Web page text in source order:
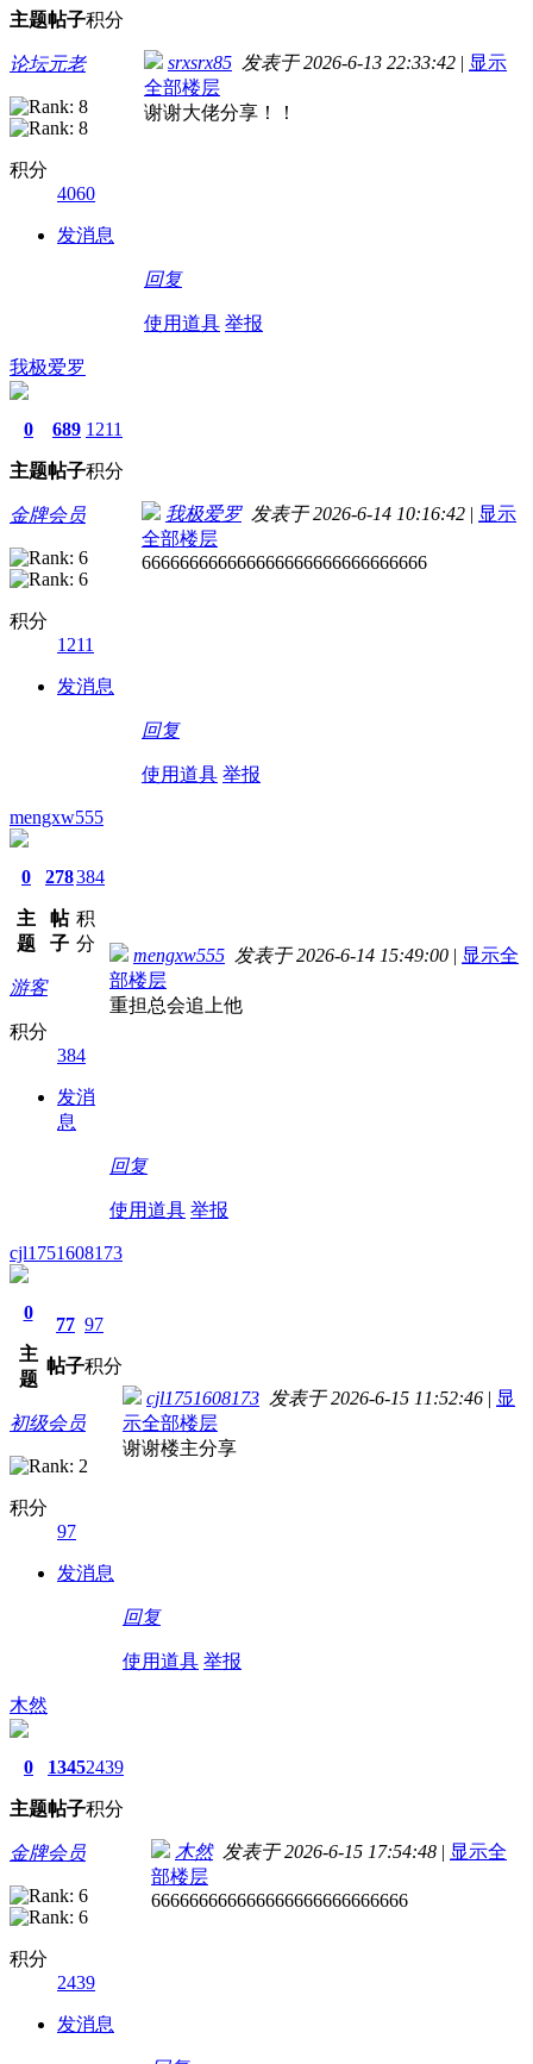
主题帖子积分
论坛元老
积分
4060
发消息
srxsrx85 发表于 2026-6-13 22:33:42 | 显示
全部楼层
谢谢大佬分享！！
回复
使用道具 举报
我极爱罗
0
主题
689
帖子
1211
积分
金牌会员
积分
1211
发消息
我极爱罗发表于 2026-6-14 10:16:42 | 显示
全部楼层
666666666666666666666666666666
回复
使用道具 举报
mengxw555
0
主
题
278
帖
子
384
积
分
游客
积分
384
发消
息
mengxw555 发表于 2026-6-14 15:49:00 | 显示全
部楼层
重担总会追上他
回复
使用道具 举报
cjl1751608173
0
主
题
77
帖子
97
积分
初级会员
积分
97
发消息
cjl1751608173 发表于 2026-6-15 11:52:46 | 显
示全部楼层
谢谢楼主分享
回复
使用道具 举报
木然
0
主题
1345
帖子
2439
积分
金牌会员
积分
2439
发消息
木然发表于 2026-6-15 17:54:48 | 显示全
部楼层
666666666666666666666666666